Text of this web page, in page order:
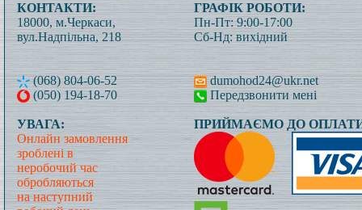
КОНТАКТИ:
18000, м.Черкаси,
вул.Надпільна, 218
(068) 804-06-52
(050) 194-18-70
ГРАФІК РОБОТИ:
Пн-Пт: 9:00-17:00
Сб-Нд: вихідний
dumohod24@ukr.net
Передзвонити мені
УВАГА:
Онлайн замовлення
зроблені в
неробочий час
обробляються
на наступний
ПРИЙМАЄМО ДО